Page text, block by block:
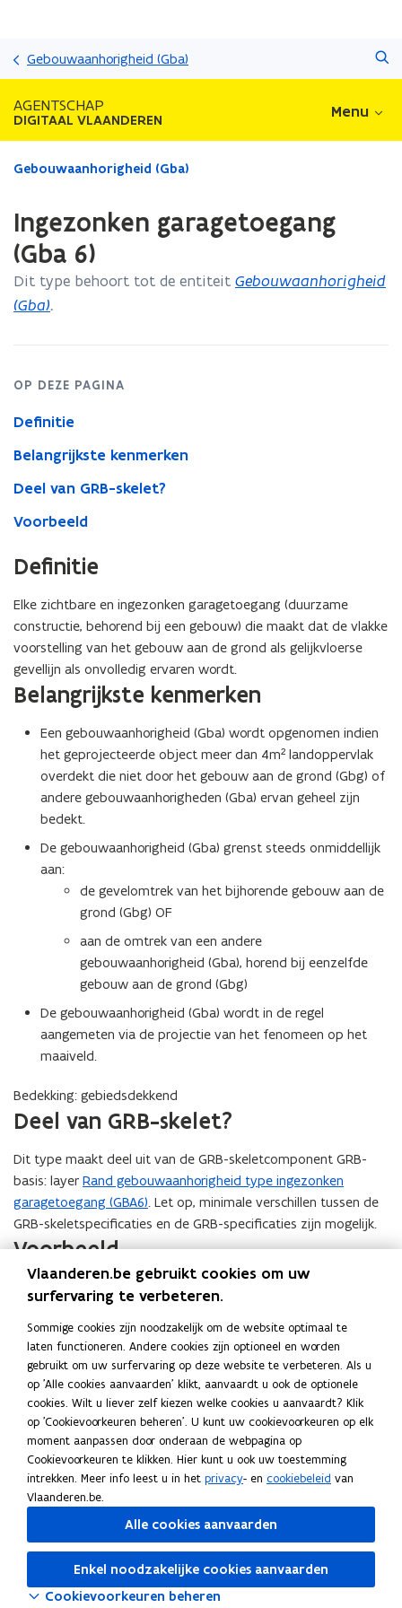
Gebouwaanhorigheid (Gba)
AGENTSCHAP
DIGITAAL VLAANDEREN Menu
Gedaan
bevindt
zich
op:
Ingezonken
garagetoegang
Gebouwaanhorigheid (Gba)
Ingezonken garagetoegang
(Gba 6)
Dit type behoort tot de entiteit Gebouwaanhorigheid
(Gba).
OP DEZE PAGINA
Definitie
Belangrijkste kenmerken
Deel van GRB-skelet?
Voorbeeld
Definitie
Elke zichtbare en ingezonken garagetoegang (duurzame
constructie, behorend bij een gebouw) die maakt dat de vlakke
voorstelling van het gebouw aan de grond als gelijkvloerse
gevellijn als onvolledig ervaren wordt.
Belangrijkste kenmerken
Een gebouwaanhorigheid (Gba) wordt opgenomen indien
het geprojecteerde object meer dan 4m² landoppervlak
overdekt die niet door het gebouw aan de grond (Gbg) of
andere gebouwaanhorigheden (Gba) ervan geheel zijn
bedekt.
De gebouwaanhorigheid (Gba) grenst steeds onmiddellijk
aan:
de gevelomtrek van het bijhorende gebouw aan de
grond (Gbg) OF
aan de omtrek van een andere
gebouwaanhorigheid (Gba), horend bij eenzelfde
gebouw aan de grond (Gbg)
De gebouwaanhorigheid (Gba) wordt in de regel
aangemeten via de projectie van het fenomeen op het
maaiveld.
Bedekking: gebiedsdekkend
Deel van GRB-skelet?
Dit type maakt deel uit van de GRB-skeletcomponent GRB-
basis: layer Rand gebouwaanhorigheid type ingezonken
garagetoegang (GBA6). Let op, minimale verschillen tussen de
GRB-skeletspecificaties en de GRB-specificaties zijn mogelijk.
Voorbeeld
Deze ingezonken garagetoegang, aanleunend bij het
gebouw aan de grond (Gbg, roze lijn in foto), wordt
opgenomen als gebouwaanhorigheid (Gba, gele lijn) van het
type ‘ingezonken garagetoegang’.
Vorige
slide
slide
1/3
Deel deze pagina
i
k
d
o
i
e
e
Volg Digitaal Vlaanderen op
Linkedin
opent in nieuw venster
Vlaanderen.be gebruikt cookies om uw
surfervaring te verbeteren.
Sommige cookies zijn noodzakelijk om de website optimaal te
laten functioneren. Andere cookies zijn optioneel en worden
gebruikt om uw surfervaring op deze website te verbeteren. Als u
op 'Alle cookies aanvaarden' klikt, aanvaardt u ook de optionele
cookies. Wilt u liever zelf kiezen welke cookies u aanvaardt? Klik
op 'Cookievoorkeuren beheren'. U kunt uw cookievoorkeuren op elk
moment aanpassen door onderaan de webpagina op
Cookievoorkeuren te klikken. Hier kunt u ook uw toestemming
intrekken. Meer info leest u in het privacy- en cookiebeleid van
Vlaanderen.be.
Alle cookies aanvaarden
Enkel noodzakelijke cookies aanvaarden
Cookievoorkeuren beheren